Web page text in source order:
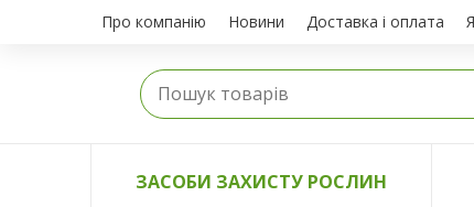
Про компанію Новини Доставка і оплата
ЗАСОБИ ЗАХИСТУ РОСЛИН